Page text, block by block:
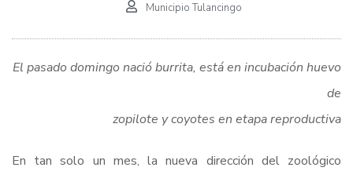
Municipio Tulancingo
El pasado domingo nació burrita, está en incubación huevo
de
zopilote y coyotes en etapa reproductiva
En tan solo un mes, la nueva dirección del zoológico